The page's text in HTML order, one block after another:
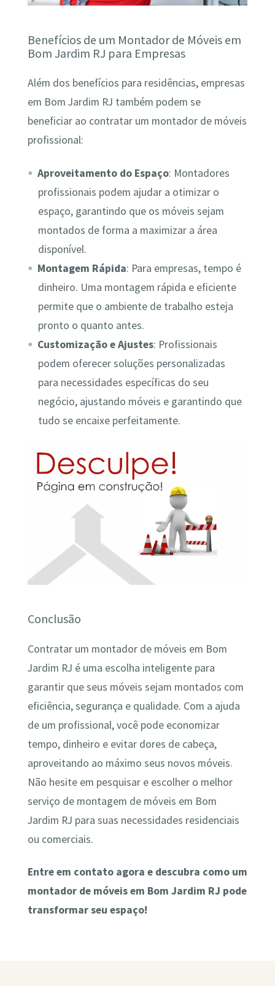
Benefícios de um Montador de Móveis em
Bom Jardim RJ para Empresas
Além dos benefícios para residências, empresas
em Bom Jardim RJ também podem se
beneficiar ao contratar um montador de móveis
profissional:
Aproveitamento do Espaço: Montadores
profissionais podem ajudar a otimizar o
espaço, garantindo que os móveis sejam
montados de forma a maximizar a área
disponível.
Montagem Rápida: Para empresas, tempo é
dinheiro. Uma montagem rápida e eficiente
permite que o ambiente de trabalho esteja
pronto o quanto antes.
Customização e Ajustes: Profissionais
podem oferecer soluções personalizadas
para necessidades específicas do seu
negócio, ajustando móveis e garantindo que
tudo se encaixe perfeitamente.
Conclusão
Contratar um montador de móveis em Bom
Jardim RJ é uma escolha inteligente para
garantir que seus móveis sejam montados com
eficiência, segurança e qualidade. Com a ajuda
de um profissional, você pode economizar
tempo, dinheiro e evitar dores de cabeça,
aproveitando ao máximo seus novos móveis.
Não hesite em pesquisar e escolher o melhor
serviço de montagem de móveis em Bom
Jardim RJ para suas necessidades residenciais
ou comerciais.
Entre em contato agora e descubra como um
montador de móveis em Bom Jardim RJ pode
transformar seu espaço!